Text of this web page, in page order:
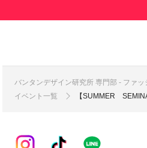
バンタンデザイン研究所 専門部 - ファ
イベント一覧
【SUMMER